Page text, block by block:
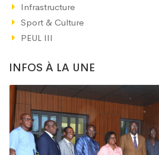
Infrastructure
Sport & Culture
PEUL III
INFOS À LA UNE